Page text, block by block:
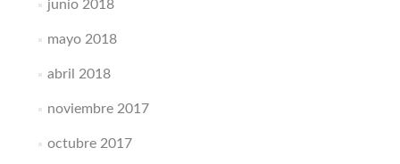
junio 2018
mayo 2018
abril 2018
noviembre 2017
octubre 2017